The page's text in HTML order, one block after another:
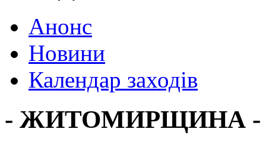
Анонс
Новини
Календар заходів
- ЖИТОМИРЩИНА -